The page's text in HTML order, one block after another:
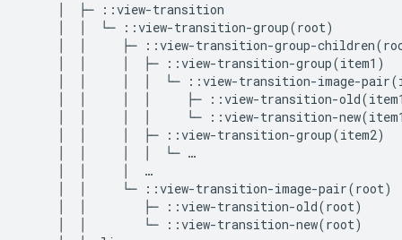
     │  ├─ ::view-transition
     │  │  └─ ::view-transition-group(root)
│  │     ├─ ::view-transition-group-
     │  │     │  ├─ ::view-transition-group(item1)
│  │     │  │  └─ ::view-transition-image-
│  │     │  │     ├─ ::view-transition-
│  │     │  │     └─ ::view-transition-
     │  │     │  ├─ ::view-transition-group(item2)
     │  │     │  │  └─ …
     │  │     │  …
     │  │     └─ ::view-transition-image-pair(root)
     │  │        ├─ ::view-transition-old(root)
     │  │        └─ ::view-transition-new(root)